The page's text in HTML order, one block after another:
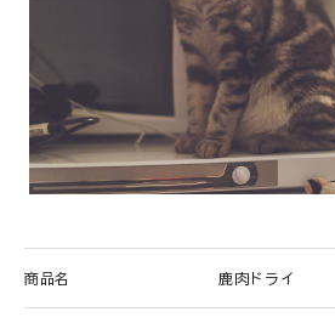
商品名 鹿肉ドライ